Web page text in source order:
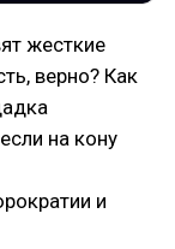
жесткие
верно? Как
на кону
и